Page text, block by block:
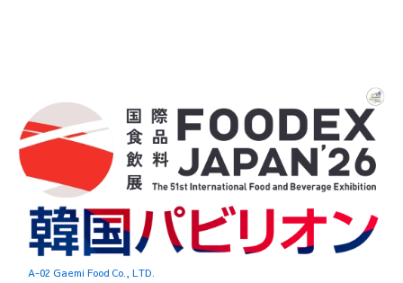
A-02 Gaemi Food Co., LTD.